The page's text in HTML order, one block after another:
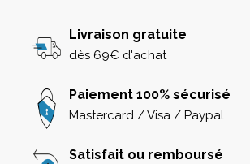
Livraison gratuite
dès 69€ d'achat
Paiement 100% sécurisé
Mastercard / Visa / Paypal
Satisfait ou remboursé